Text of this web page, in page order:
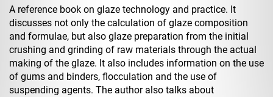
A reference book on glaze technology and practice. It
discusses not only the calculation of glaze composition
and formulae, but also glaze preparation from the initial
crushing and grinding of raw materials through the actual
making of the glaze. It also includes information on the use
of gums and binders, flocculation and the use of
suspending agents. The author also talks about